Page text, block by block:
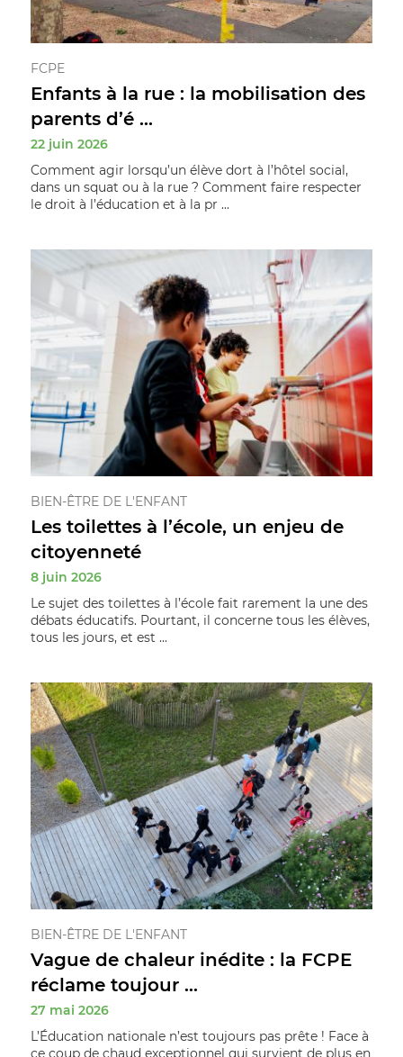
FCPE
Enfants à la rue : la mobilisation des
parents d’é ...
22 juin 2026
Comment agir lorsqu’un élève dort à l’hôtel social,
dans un squat ou à la rue ? Comment faire respecter
le droit à l’éducation et à la pr ...
BIEN-ÊTRE DE L'ENFANT
Les toilettes à l’école, un enjeu de
citoyenneté
8 juin 2026
Le sujet des toilettes à l’école fait rarement la une des
débats éducatifs. Pourtant, il concerne tous les élèves,
tous les jours, et est ...
BIEN-ÊTRE DE L'ENFANT
Vague de chaleur inédite : la FCPE
réclame toujour ...
27 mai 2026
L’Éducation nationale n’est toujours pas prête ! Face à
ce coup de chaud exceptionnel qui survient de plus en